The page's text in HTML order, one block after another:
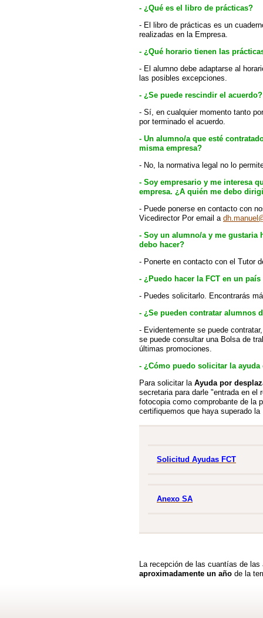
- ¿Qué es el libro de prácticas?
- El libro de prácticas es un
realizadas en la Empresa.
- ¿Qué horario tienen las
- El alumno debe adaptarse al
las posibles excepciones.
- ¿Se puede rescindir el acuerdo?
- Sí, en cualquier momento tanto
por terminado el acuerdo.
- Un alumno/a que esté
misma empresa?
- No, la normativa legal no lo
- Soy empresario y me interesa
empresa. ¿A quién me debo
- Puede ponerse en contacto con
Vicedirector Por email a
- Soy un alumno/a y me gustaria
debo hacer?
- Ponerte en contacto con el Tutor
- ¿Puedo hacer la FCT en un
- Puedes solicitarlo. Encontrarás
- ¿Se pueden contratar alumnos
- Evidentemente se puede
se puede consultar una Bolsa de
últimas promociones.
- ¿Cómo puedo solicitar la ayuda
Para solicitar la Ayuda por
secretaria para darle "entrada en el
fotocopia como comprobante de la
certifiquemos que haya superado la
Solicitud Ayudas FCT
Anexo SA
La recepción de las cuantías de
aproximadamente un año de la